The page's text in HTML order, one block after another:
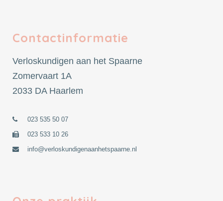
Contactinformatie
Verloskundigen aan het Spaarne
Zomervaart 1A
2033 DA Haarlem
023 535 50 07
023 533 10 26
info@verloskundigenaanhetspaarne.nl